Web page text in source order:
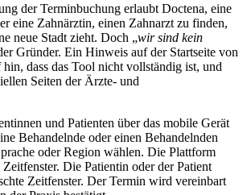
der Terminbuchung erlaubt Doctena, eine
eine Zahnärztin, einen Zahnarzt zu finden,
neue Stadt zieht. Doch „wir sind kein
Gründer. Ein Hinweis auf der Startseite von
dass das Tool nicht vollständig ist, und
Seiten der Ärzte- und
und Patienten über das mobile Gerät
Behandelnde oder einen Behandelnden
oder Region wählen. Die Plattform
Die Patientin oder der Patient
Zeitfenster. Der Termin wird vereinbart